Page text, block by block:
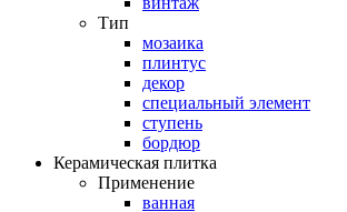
Тип
мозаика
плинтус
декор
специальный элемент
ступень
бордюр
Керамическая плитка
Применение
ванная